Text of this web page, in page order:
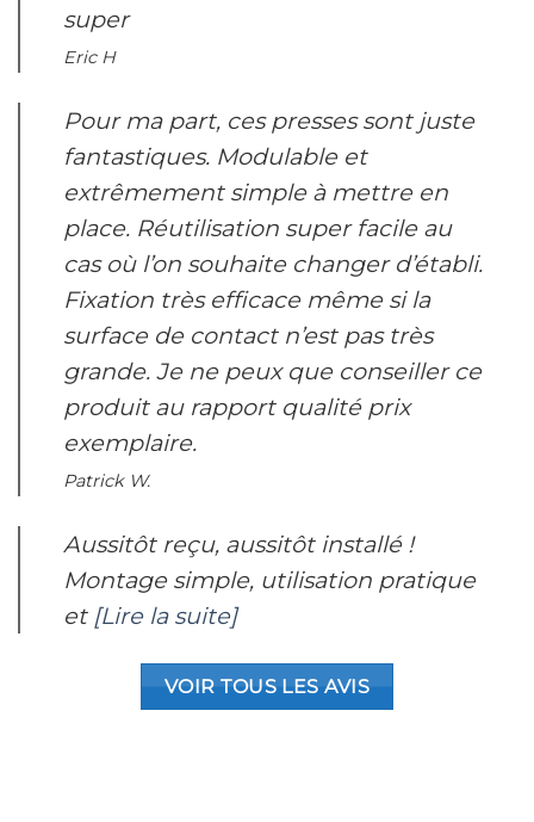
super
Eric H
Pour ma part, ces presses sont juste
fantastiques. Modulable et
extrêmement simple à mettre en
place. Réutilisation super facile au
cas où l’on souhaite changer d’établi.
Fixation très efficace même si la
surface de contact n’est pas très
grande. Je ne peux que conseiller ce
produit au rapport qualité prix
exemplaire.
Patrick W.
Aussitôt reçu, aussitôt installé !
Montage simple, utilisation pratique
et[Lire la suite]
VOIR TOUS LES AVIS